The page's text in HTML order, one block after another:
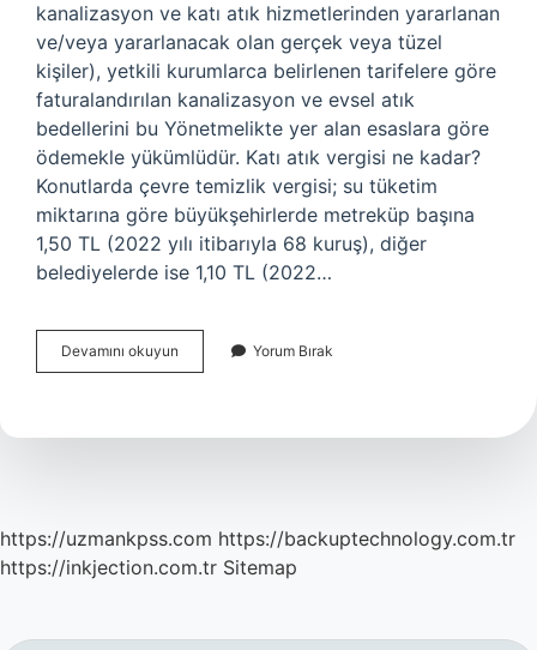
kanalizasyon ve katı atık hizmetlerinden yararlanan
ve/veya yararlanacak olan gerçek veya tüzel
kişiler), yetkili kurumlarca belirlenen tarifelere göre
faturalandırılan kanalizasyon ve evsel atık
bedellerini bu Yönetmelikte yer alan esaslara göre
ödemekle yükümlüdür. Katı atık vergisi ne kadar?
Konutlarda çevre temizlik vergisi; su tüketim
miktarına göre büyükşehirlerde metreküp başına
1,50 TL (2022 yılı itibarıyla 68 kuruş), diğer
belediyelerde ise 1,10 TL (2022…
Devamını okuyun Belediye
Katı
Nedir
Yorum Bırak
https://uzmankpss.com https://backuptechnology.com.tr
https://inkjection.com.tr Sitemap